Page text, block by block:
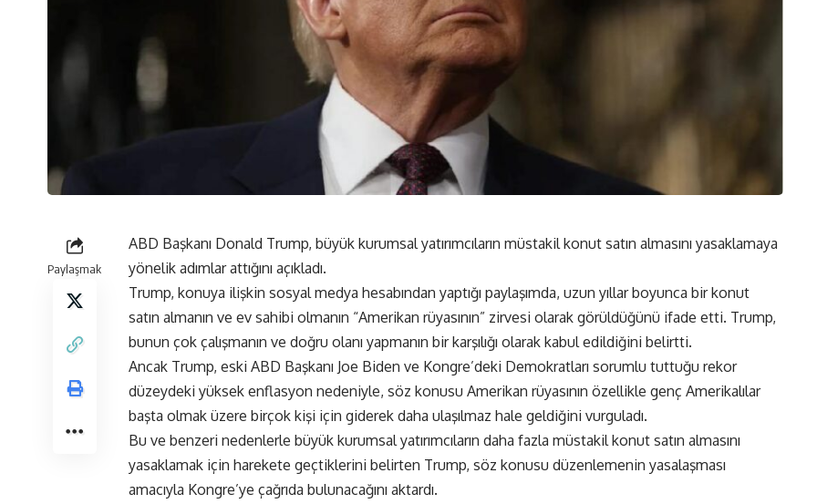
Paylaşmak
ABD Başkanı Donald Trump, büyük kurumsal yatırımcıların müstakil konut satın almasını yasaklamaya
yönelik adımlar attığını açıkladı.
Trump, konuya ilişkin sosyal medya hesabından yaptığı paylaşımda, uzun yıllar boyunca bir konut
satın almanın ve ev sahibi olmanın “Amerikan rüyasının” zirvesi olarak görüldüğünü ifade etti. Trump,
bunun çok çalışmanın ve doğru olanı yapmanın bir karşılığı olarak kabul edildiğini belirtti.
Ancak Trump, eski ABD Başkanı Joe Biden ve Kongre’deki Demokratları sorumlu tuttuğu rekor
düzeydeki yüksek enflasyon nedeniyle, söz konusu Amerikan rüyasının özellikle genç Amerikalılar
başta olmak üzere birçok kişi için giderek daha ulaşılmaz hale geldiğini vurguladı.
Bu ve benzeri nedenlerle büyük kurumsal yatırımcıların daha fazla müstakil konut satın almasını
yasaklamak için harekete geçtiklerini belirten Trump, söz konusu düzenlemenin yasalaşması
amacıyla Kongre’ye çağrıda bulunacağını aktardı.